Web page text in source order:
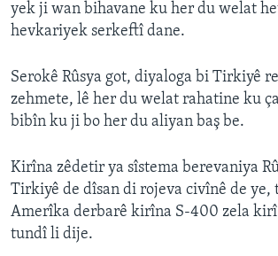
yek ji wan bihavane ku her du welat
hevkariyek serkeftî dane.
Serokê Rûsya got, diyaloga bi Tirkiyê
zehmete, lê her du welat rahatine ku
bibîn ku ji bo her du aliyan baş be.
Kirîna zêdetir ya sîstema berevaniya
Tirkiyê de dîsan di rojeva civînê de ye,
Amerîka derbarê kirîna S-400 zela
tundî li dije.